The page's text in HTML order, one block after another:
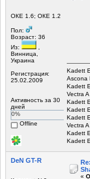
ОКЕ 1.6; ОКЕ 1.2
Пол:
Возраст: 36
Из:
Винница,
Украина
Регистрация:
25.02.2009
Активность за 30
дней
0%
Offline
Kadett
Ascona
Kadett
Vectra
Kadett
Kadett
Kadett
Vectra
Kadett
Kadett
DeN GT-R
«